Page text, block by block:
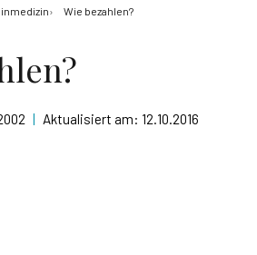
Wie bezahlen?
| Aktualisiert am: 12.10.2016